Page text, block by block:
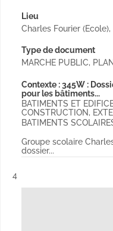
Lieu
Charles Fourier
Type de document
MARCHE PUBLIC, PLAN
Contexte : 345W :
pour les bâtiments...
BATIMENTS ET
CONSTRUCTION,
BATIMENTS
Groupe scolaire
dossier...
Résultat n°
4